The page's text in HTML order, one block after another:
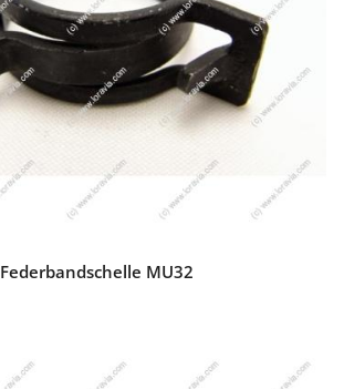
Federbandschelle MU32